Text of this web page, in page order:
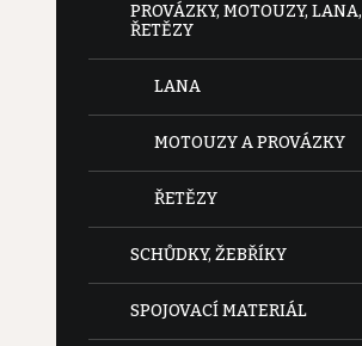
PROVÁZKY, MOTOUZY, LANA,
ŘETĚZY
LANA
MOTOUZY A PROVÁZKY
ŘETĚZY
SCHŮDKY, ŽEBŘÍKY
SPOJOVACÍ MATERIÁL